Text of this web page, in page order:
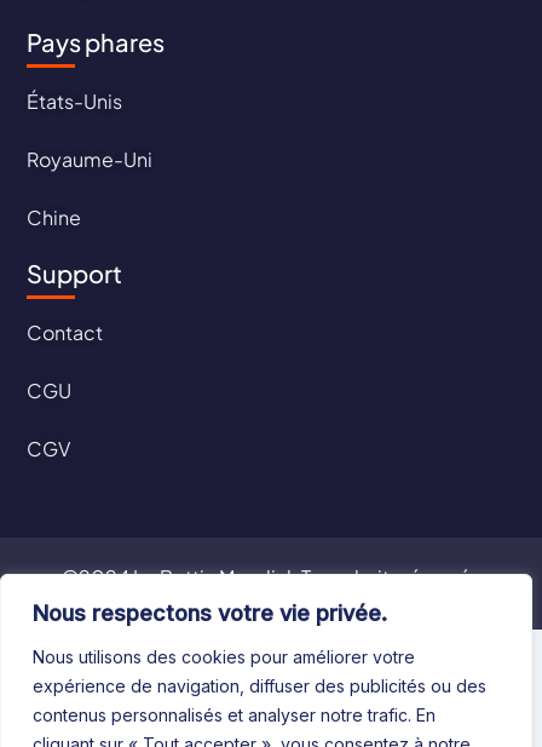
Nous respectons votre vie privée.
Nous utilisons des cookies pour améliorer votre
expérience de navigation, diffuser des publicités ou des
contenus personnalisés et analyser notre trafic. En
Pays phares
États-Unis
Royaume-Uni
Chine
Support
Contact
CGU
CGV
©2024 Le Bottin Mondial. Tous droits réservés